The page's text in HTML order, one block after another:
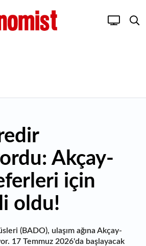
Akçay-
için
oldu!
(BADO), ulaşım ağına Akçay-
17 Temmuz 2026'da başlayacak